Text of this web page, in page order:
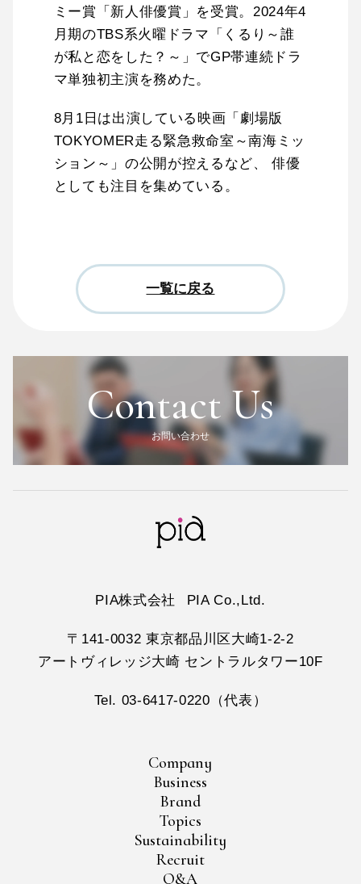
ミー賞「新人俳優賞」を受賞。2024年4
月期のTBS系火曜ドラマ「くるり～誰
が私と恋をした？～」でGP帯連続ドラ
マ単独初主演を務めた。
8月1日は出演している映画「劇場版
TOKYOMER走る緊急救命室～南海ミッ
ション～」の公開が控えるなど、 俳優
としても注目を集めている。
一覧に戻る
Contact Us
お問い合わせ
PIA株式会社 PIA Co.,Ltd.
〒141-0032 東京都品川区大崎1-2-2
アートヴィレッジ大崎 セントラルタワー10F
Tel. 03-6417-0220（代表）
Company
Business
Brand
Topics
Sustainability
Recruit
Q&A